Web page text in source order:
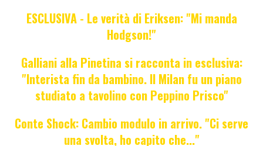
ESCLUSIVA - Le verità di Eriksen: "Mi manda
Hodgson!"
Galliani alla Pinetina si racconta in esclusiva:
"Interista fin da bambino. Il Milan fu un piano
studiato a tavolino con Peppino Prisco"
Conte Shock: Cambio modulo in arrivo. "Ci serve
una svolta, ho capito che..."